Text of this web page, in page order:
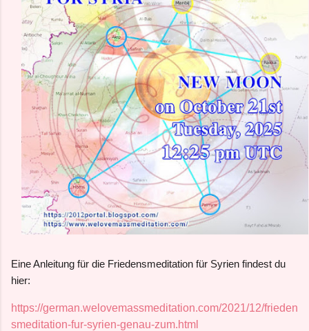
Eine Anleitung für die Friedensmeditation für Syrien findest du
hier:
https://german.welovemassmeditation.com/2021/12/frieden
smeditation-fur-syrien-genau-zum.html